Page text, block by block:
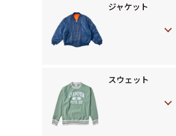
ジャケット
スウェット